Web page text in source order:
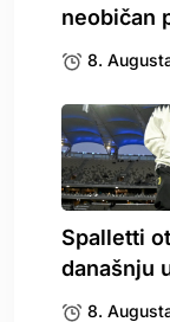
neobičan
8.
Spalletti
današnju
8.